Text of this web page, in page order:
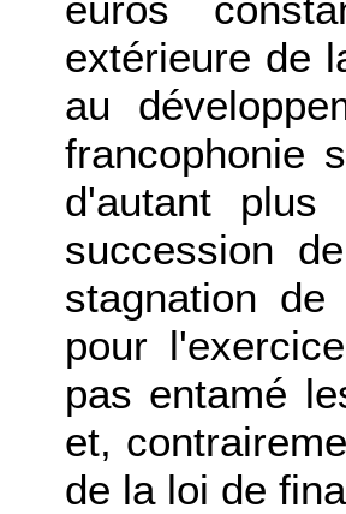
extérieure de
au
francophonie
d'autant
succession
stagnation
pour
pas entamé
et,
de la loi de